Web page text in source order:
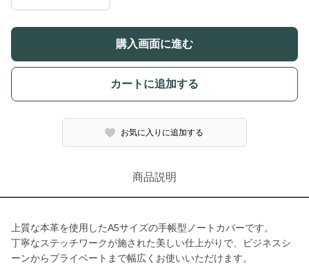
購入画面に進む
カートに追加する
お気に入りに追加する
商品説明
上質な本革を使用したA5サイズの手帳型ノートカバーです。
丁寧なステッチワークが施された美しい仕上がりで、ビジネスシ
ーンからプライベートまで幅広くお使いいただけます。